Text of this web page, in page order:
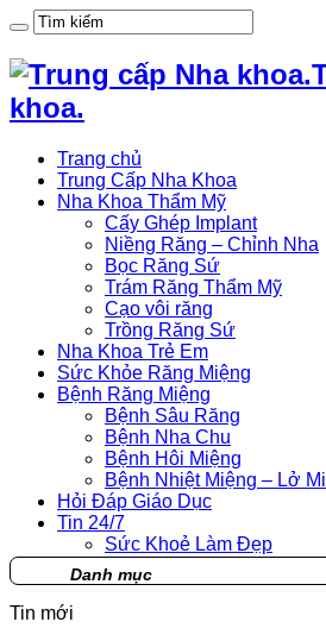
khoa.
Trang chủ
Trung Cấp Nha Khoa
Nha Khoa Thẩm Mỹ
Cấy Ghép Implant
Niềng Răng – Chỉnh Nha
Bọc Răng Sứ
Trám Răng Thẩm Mỹ
Cạo vôi răng
Trồng Răng Sứ
Nha Khoa Trẻ Em
Sức Khỏe Răng Miệng
Bệnh Răng Miệng
Bệnh Sâu Răng
Bệnh Nha Chu
Bệnh Hôi Miệng
Bệnh Nhiệt Miệng – Lở
Hỏi Đáp Giáo Dục
Tin 24/7
Sức Khoẻ Làm Đẹp
Danh mục
Tin mới